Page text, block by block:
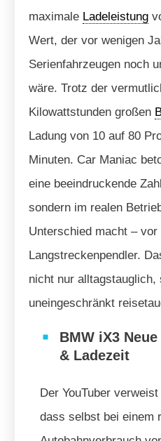
maximale Ladeleistung
Wert, der vor wenigen
Serienfahrzeugen noch
wäre. Trotz der
Kilowattstunden großen
Ladung von 10 auf 80
Minuten. Car Maniac
eine beeindruckende
sondern im realen
Unterschied macht –
Langstreckenpendler.
nicht nur alltagstauglich,
uneingeschränkt
BMW iX3
& Ladezeit
Der YouTuber
dass selbst bei einem